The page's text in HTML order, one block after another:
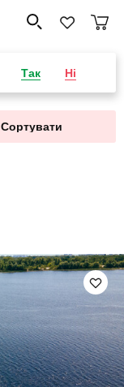
Так Ні
Сортувати